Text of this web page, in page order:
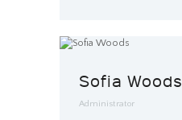
Sofia Woods
Administrator